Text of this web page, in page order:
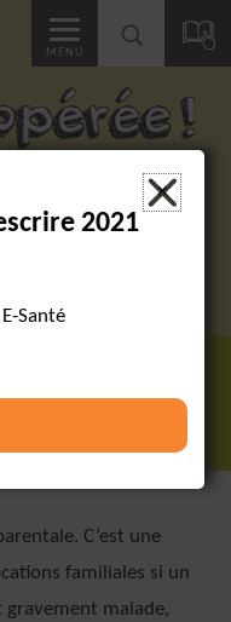
chirurgical complexe
MENU
Accéder
C’est une
familiales si un
gravement malade,
2021
Santé
×